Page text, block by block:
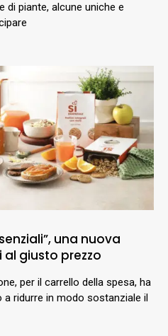
di piante, alcune uniche e
una nuova
giusto prezzo
per il carrello della spesa, ha
ridurre in modo sostanziale il